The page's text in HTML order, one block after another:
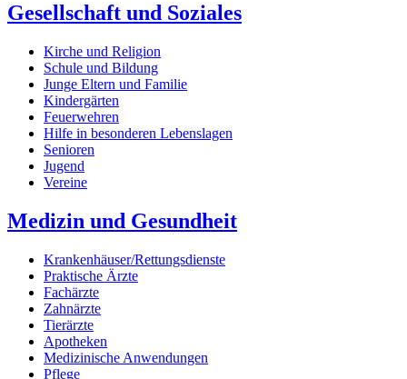
Gesellschaft und Soziales
Kirche und Religion
Schule und Bildung
Junge Eltern und Familie
Kindergärten
Feuerwehren
Hilfe in besonderen Lebenslagen
Senioren
Jugend
Vereine
Medizin und Gesundheit
Krankenhäuser/Rettungsdienste
Praktische Ärzte
Fachärzte
Zahnärzte
Tierärzte
Apotheken
Medizinische Anwendungen
Pflege